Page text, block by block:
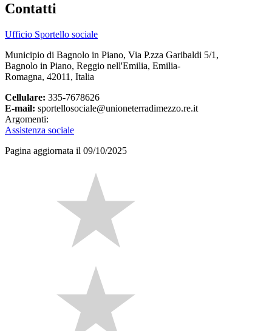
Contatti
Ufficio Sportello sociale
Municipio di Bagnolo in Piano, Via P.zza Garibaldi 5/1,
Bagnolo in Piano, Reggio nell'Emilia, Emilia-
Romagna, 42011, Italia
Cellulare: 335-7678626
E-mail: sportellosociale@unioneterradimezzo.re.it
Argomenti:
Assistenza sociale
Pagina aggiornata il 09/10/2025